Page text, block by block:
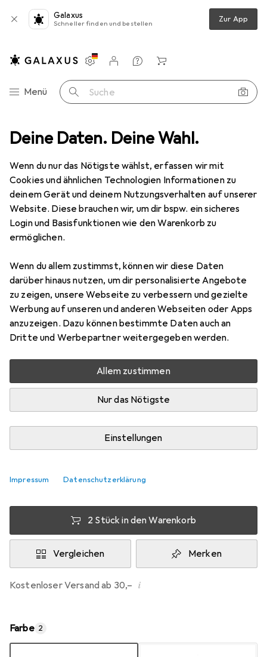
Deine Daten. Deine Wahl.
Wenn du nur das Nötigste wählst, erfassen wir mit
Cookies und ähnlichen Technologien Informationen zu
deinem Gerät und deinem Nutzungsverhalten auf unserer
Website. Diese brauchen wir, um dir bspw. ein sicheres
Login und Basisfunktionen wie den Warenkorb zu
ermöglichen.
Wenn du allem zustimmst, können wir diese Daten
darüber hinaus nutzen, um dir personalisierte Angebote
zu zeigen, unsere Webseite zu verbessern und gezielte
Werbung auf unseren und anderen Webseiten oder Apps
anzuzeigen. Dazu können bestimmte Daten auch an
Dritte und Werbepartner weitergegeben werden.
Allem zustimmen
Nur das Nötigste
Einstellungen
Impressum Datenschutzerklärung
Galaxus
Schneller finden und bestellen Zur App
Navigation nach Kategorien
Menü Suche
Einstellungen
Kundenkonto
Vergleichslisten
Merklisten
Warenkorb
+ Zeichnen Malstifte Stabilo Pen 68 brush Premium-Filzstift
9 Bilder
MENGENRABATT
StabiloPen 68 brush Premium-Filzstift
1x
Preis in EUR inkl. MwSt.
EUR
12,17
Bewertungen
Mi, 12.8. geliefert
Mehr als 10 Stück an Lager beim Lieferanten
Lieferort angeben für genaue Lieferzeit
2 Stück in den Warenkorb
Vergleichen Merken
Kostenloser Versand ab 30,– i
Farbe 2